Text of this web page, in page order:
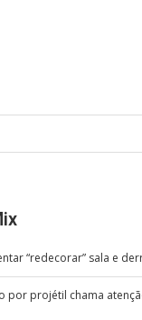
“redecorar” sala e
por projétil chama